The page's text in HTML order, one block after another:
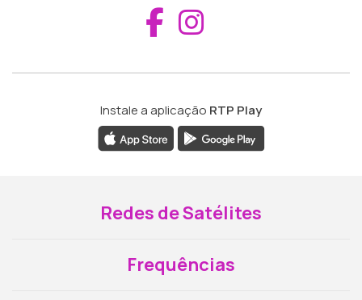
Aceder ao
Instale a aplicação RTP Play
Redes de Satélites
Frequências